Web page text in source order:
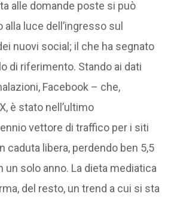
alle domande poste si può
luce dell’ingresso sul
nuovi social; il che ha segnato
di riferimento. Stando ai dati
Facebook – che,
è stato nell’ultimo
vettore di traffico per i siti
caduta libera, perdendo ben 5,5
un solo anno. La dieta mediatica
del resto, un trend a cui si sta